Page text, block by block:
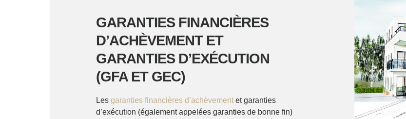
GARANTIES FINANCIÈRES
D’ACHÈVEMENT ET
GARANTIES D’EXÉCUTION
(GFA ET GEC)
Les garanties financières d’achèvement et garanties
d’exécution (également appelées garanties de bonne fin)